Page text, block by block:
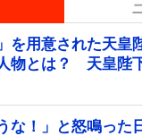
を用意された天皇
物とは？ 天皇陛
な！」と怒鳴った